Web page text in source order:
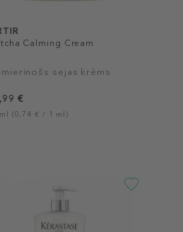
Calming Cream
sejas krēms
€
(0,74 € / 1 ml)